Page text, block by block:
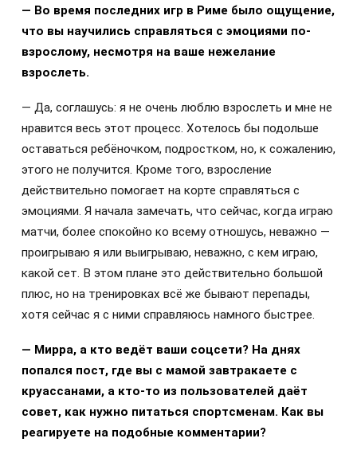
— Во время последних игр в Риме было ощущение,
что вы научились справляться с эмоциями по-
взрослому, несмотря на ваше нежелание
взрослеть.
— Да, соглашусь: я не очень люблю взрослеть и мне не
нравится весь этот процесс. Хотелось бы подольше
оставаться ребёночком, подростком, но, к сожалению,
этого не получится. Кроме того, взросление
действительно помогает на корте справляться с
эмоциями. Я начала замечать, что сейчас, когда играю
матчи, более спокойно ко всему отношусь, неважно —
проигрываю я или выигрываю, неважно, с кем играю,
какой сет. В этом плане это действительно большой
плюс, но на тренировках всё же бывают перепады,
хотя сейчас я с ними справляюсь намного быстрее.
— Мирра, а кто ведёт ваши соцсети? На днях
попался пост, где вы с мамой завтракаете с
круассанами, а кто-то из пользователей даёт
совет, как нужно питаться спортсменам. Как вы
реагируете на подобные комментарии?